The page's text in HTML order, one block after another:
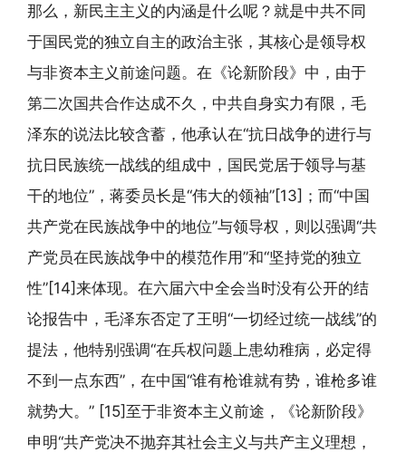
那么，新民主主义的内涵是什么呢？就是中共不同
于国民党的独立自主的政治主张，其核心是领导权
与非资本主义前途问题。在《论新阶段》中，由于
第二次国共合作达成不久，中共自身实力有限，毛
泽东的说法比较含蓄，他承认在“抗日战争的进行与
抗日民族统一战线的组成中，国民党居于领导与基
干的地位”，蒋委员长是“伟大的领袖”[13]；而“中国
共产党在民族战争中的地位”与领导权，则以强调“共
产党员在民族战争中的模范作用”和“坚持党的独立
性”[14]来体现。在六届六中全会当时没有公开的结
论报告中，毛泽东否定了王明“一切经过统一战线”的
提法，他特别强调“在兵权问题上患幼稚病，必定得
不到一点东西”，在中国“谁有枪谁就有势，谁枪多谁
就势大。” [15]至于非资本主义前途，《论新阶段》
申明“共产党决不抛弃其社会主义与共产主义理想，